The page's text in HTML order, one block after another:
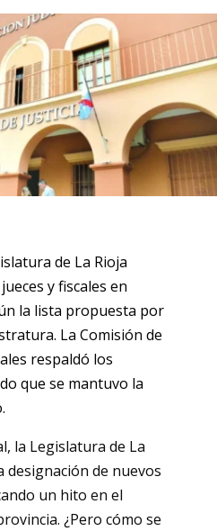
de La Rioja
y fiscales en
la lista propuesta por
La Comisión de
respaldó los
que se mantuvo la
la Legislatura de La
designación de nuevos
un hito en el
¿Pero cómo se